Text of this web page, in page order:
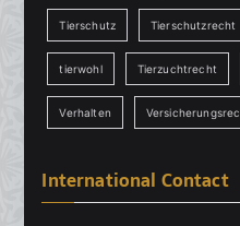
Tierschutz Tierschutzrecht
tierwohl Tierzuchtrecht
Verhalten
International Contact